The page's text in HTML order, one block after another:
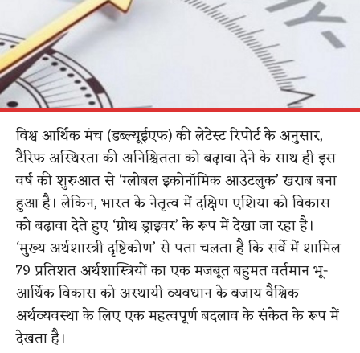
विश्व आर्थिक मंच (डब्ल्यूईएफ) की लेटेस्ट रिपोर्ट के अनुसार,
टैरिफ अस्थिरता की अनिश्चितता को बढ़ावा देने के साथ ही इस
वर्ष की शुरुआत से ‘ग्लोबल इकोनॉमिक आउटलुक’ खराब बना
हुआ है। लेकिन, भारत के नेतृत्व में दक्षिण एशिया को विकास
को बढ़ावा देते हुए ‘ग्रोथ ड्राइवर’ के रूप में देखा जा रहा है।
‘मुख्य अर्थशास्त्री दृष्टिकोण’ से पता चलता है कि सर्वे में शामिल
79 प्रतिशत अर्थशास्त्रियों का एक मजबूत बहुमत वर्तमान भू-
आर्थिक विकास को अस्थायी व्यवधान के बजाय वैश्विक
अर्थव्यवस्था के लिए एक महत्वपूर्ण बदलाव के संकेत के रूप में
देखता है।